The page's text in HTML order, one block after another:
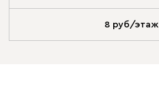
8 руб/этаж